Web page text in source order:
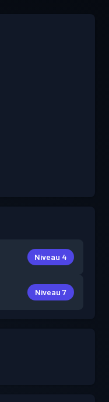
Niveau 4
Niveau 7